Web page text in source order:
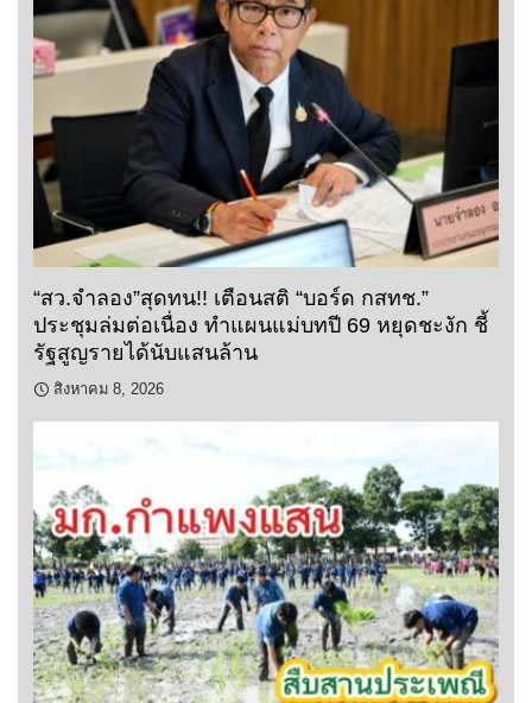
“สว.จำลอง”สุดทน!! เตือนสติ “บอร์ด กสทช.”
ประชุมล่มต่อเนื่อง ทำแผนแม่บทปี 69 หยุดชะงัก ชี้
รัฐสูญรายได้นับแสนล้าน
สิงหาคม 8, 2026